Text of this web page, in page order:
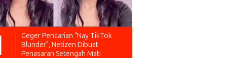
Geger Pencarian “Nay TikTok
Blunder”, Netizen Dibuat
Penasaran Setengah Mati